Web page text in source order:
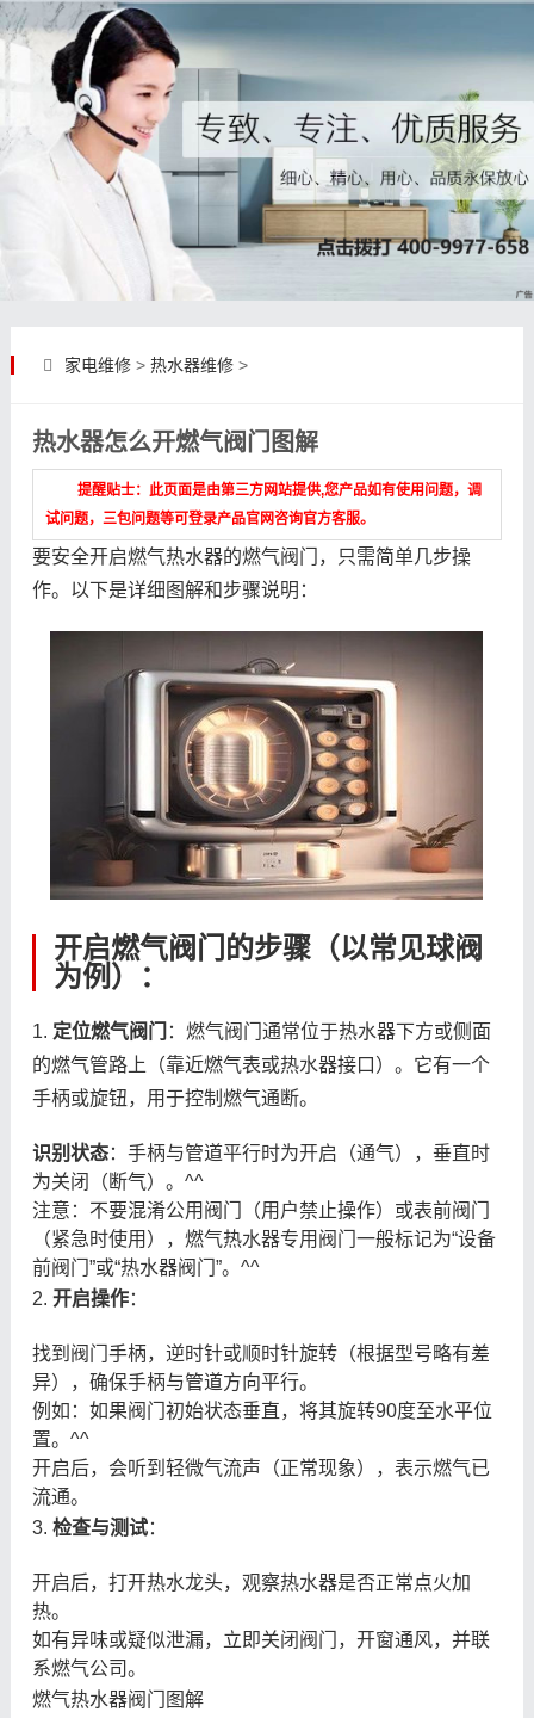
家电维修> 热水器维修>
热水器怎么开燃气阀门图解
提醒贴士：此页面是由第三方网站提供,您产品如有使用问题，调
试问题，三包问题等可登录产品官网咨询官方客服。
要安全开启燃气热水器的燃气阀门，只需简单几步操
作。以下是详细图解和步骤说明：
开启燃气阀门的步骤（以常见球阀
为例）：
1. 定位燃气阀门
：燃气阀门通常位于热水器下方或侧面
的燃气管路上（靠近燃气表或热水器接口）。它有一个
手柄或旋钮，用于控制燃气通断。
识别状态：手柄与管道平行时为开启（通气），垂直时
为关闭（断气）。^^
注意：不要混淆公用阀门（用户禁止操作）或表前阀门
（紧急时使用），燃气热水器专用阀门一般标记为“设备
前阀门”或“热水器阀门”。^^
2. 开启操作：
找到阀门手柄，逆时针或顺时针旋转（根据型号略有差
异），确保手柄与管道方向平行。
例如：如果阀门初始状态垂直，将其旋转90度至水平位
置。^^
开启后，会听到轻微气流声（正常现象），表示燃气已
流通。
3. 检查与测试：
开启后，打开热水龙头，观察热水器是否正常点火加
热。
如有异味或疑似泄漏，立即关闭阀门，开窗通风，并联
系燃气公司。
燃气热水器阀门图解